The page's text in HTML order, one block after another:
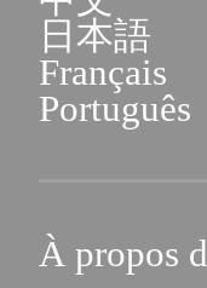
日本語
Français
Português
À propos